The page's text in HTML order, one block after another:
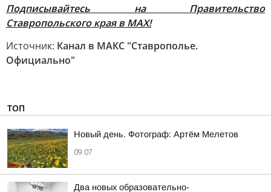
Подписывайтесь на Правительство
Ставропольского края в МАХ!
Источник: Канал в МАКС "Ставрополье.
Официально"
ТОП
Новый день. Фотограф: Артём Мелетов
09:07
Два новых образовательно-